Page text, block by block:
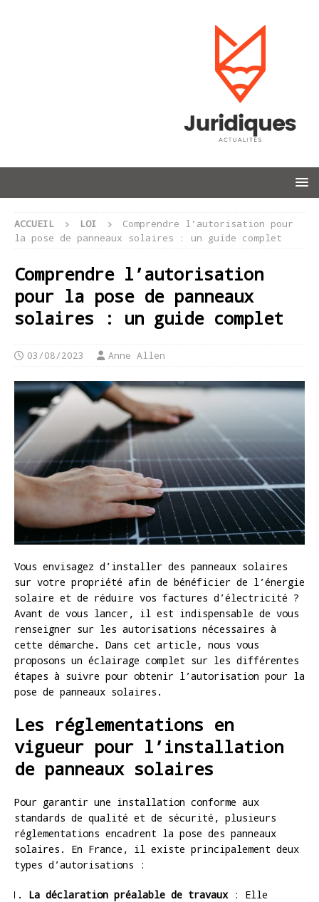
ACCUEIL LOI
Comprendre l’autorisation pour
la pose de panneaux solaires : un guide complet
Comprendre l’autorisation
pour la pose de panneaux
solaires : un guide complet
03/08/2023 Anne Allen
Vous envisagez d’installer des panneaux solaires
sur votre propriété afin de bénéficier de l’énergie
solaire et de réduire vos factures d’électricité ?
Avant de vous lancer, il est indispensable de vous
renseigner sur les autorisations nécessaires à
cette démarche. Dans cet article, nous vous
proposons un éclairage complet sur les différentes
étapes à suivre pour obtenir l’autorisation pour la
pose de panneaux solaires.
Les réglementations en
vigueur pour l’installation
de panneaux solaires
Pour garantir une installation conforme aux
standards de qualité et de sécurité, plusieurs
réglementations encadrent la pose des panneaux
solaires. En France, il existe principalement deux
types d’autorisations :
La déclaration préalable de travaux: Elle